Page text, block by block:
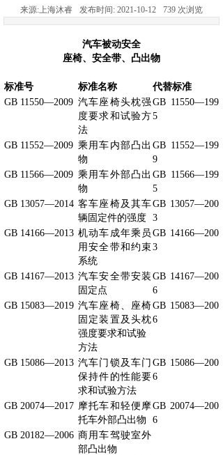
来源:上海沐睿 发布时间: 2021-10-12 739 次浏览
汽车被动安全
座椅、安全带、凸出物
标准号 标准名称
代替标准
GB 11550—2009 汽车座椅头枕强
度要求和试验方
法
GB 11550—199
5
GB 11552—2009 乘用车内部凸出
物
GB 11552—199
9
GB 11566—2009 乘用车外部凸出
物
GB 11566—199
5
GB 13057—2014 客车座椅及其车
辆固定件的强度
GB 13057—200
3
GB 14166—2013 机动车成年乘员
用安全带和约束
系统
GB 14166—200
3
GB 14167—2013 汽车安全带安装
固定点
GB 14167—200
6
GB 15083—2019 汽车座椅、座椅
固定装置及头枕
强度要求和试验
方法
GB 15083—200
6
GB 15086—2013 汽车门锁及车门
保持件的性能要
求和试验方法
GB 15086—200
6
GB 20074—2017 摩托车和轻便摩
托车外部凸出物
GB 20074—200
6
GB 20182—2006 商用车驾驶室外
部凸出物